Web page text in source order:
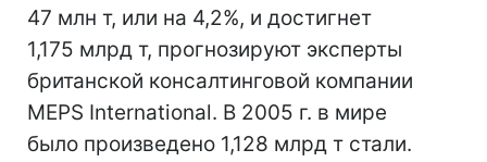
47 млн т, или на 4,2%, и достигнет
1,175 млрд т, прогнозируют эксперты
британской консалтинговой компании
MEPS International. В 2005 г. в мире
было произведено 1,128 млрд т стали.